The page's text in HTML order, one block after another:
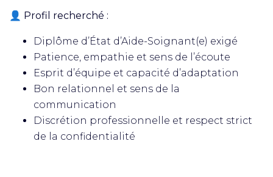
👤 Profil recherché :
Diplôme d’État d’Aide-Soignant(e) exigé
Patience, empathie et sens de l’écoute
Esprit d’équipe et capacité d’adaptation
Bon relationnel et sens de la
communication
Discrétion professionnelle et respect strict
de la confidentialité